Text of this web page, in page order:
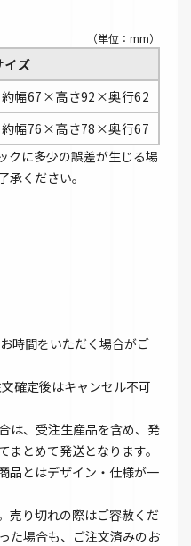
（単位：mm）
イズ
約幅67×高さ92×奥行62
約幅76×高さ78×奥行67
クに多少の誤差が生じる場
ください。
時間をいただく場合がご
確定後はキャンセル不可
は、受注生産品を含め、発
とめて発送となります。
品とはデザイン・仕様が一
売り切れの際はご容赦くだ
た場合も、ご注文済みのお